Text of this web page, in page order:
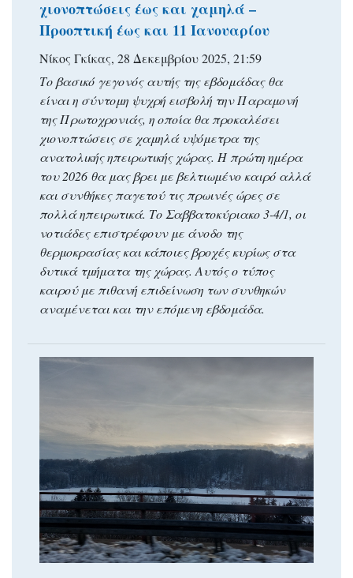
χιονοπτώσεις έως και χαμηλά –
Προοπτική έως και 11 Ιανουαρίου
Νίκος Γκίκας, 28 Δεκεμβρίου 2025, 21:59
Το βασικό γεγονός αυτής της εβδομάδας θα
είναι η σύντομη ψυχρή εισβολή την Παραμονή
της Πρωτοχρονιάς, η οποία θα προκαλέσει
χιονοπτώσεις σε χαμηλά υψόμετρα της
ανατολικής ηπειρωτικής χώρας. Η πρώτη ημέρα
του 2026 θα μας βρει με βελτιωμένο καιρό αλλά
και συνθήκες παγετού τις πρωινές ώρες σε
πολλά ηπειρωτικά. Το Σαββατοκύριακο 3-4/1, οι
νοτιάδες επιστρέφουν με άνοδο της
θερμοκρασίας και κάποιες βροχές κυρίως στα
δυτικά τμήματα της χώρας. Αυτός ο τύπος
καιρού με πιθανή επιδείνωση των συνθηκών
αναμένεται και την επόμενη εβδομάδα.